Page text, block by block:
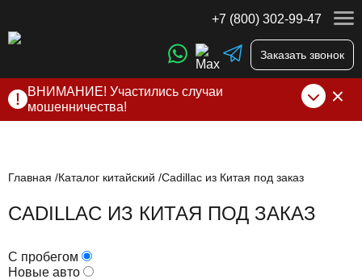
+7 (800) 302-99-47
Заказать звонок
ВНИМАНИЕ! Участились случаи
мошенничества!
нами по официальнымконтактам, указанным в соц сетях
Главная Каталог китайский Cadillac из Китая под заказ
CADILLAC ИЗ КИТАЯ ПОД ЗАКАЗ
С пробегом
Новые авто